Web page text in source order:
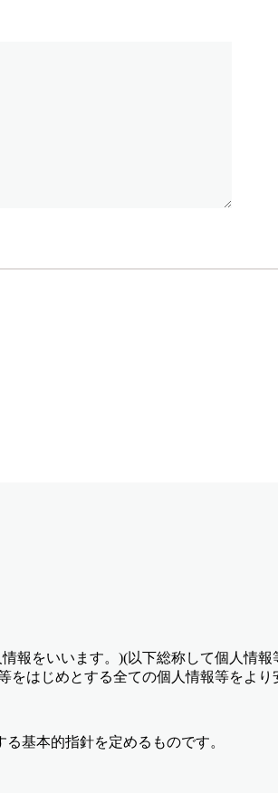
報をいいます。)(以下総称して個人情報
をはじめとする全ての個人情報等をより
基本的指針を定めるものです。